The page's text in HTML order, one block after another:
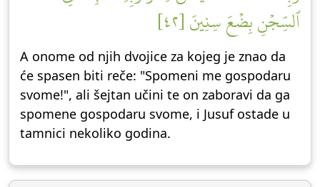
ٱلسِّجۡنِ بِضۡعَ سِنِينَ [٤٢]
A onome od njih dvojice za kojeg je znao da
će spasen biti reče: "Spomeni me gospodaru
svome!", ali šejtan učini te on zaboravi da ga
spomene gospodaru svome, i Jusuf ostade u
tamnici nekoliko godina.